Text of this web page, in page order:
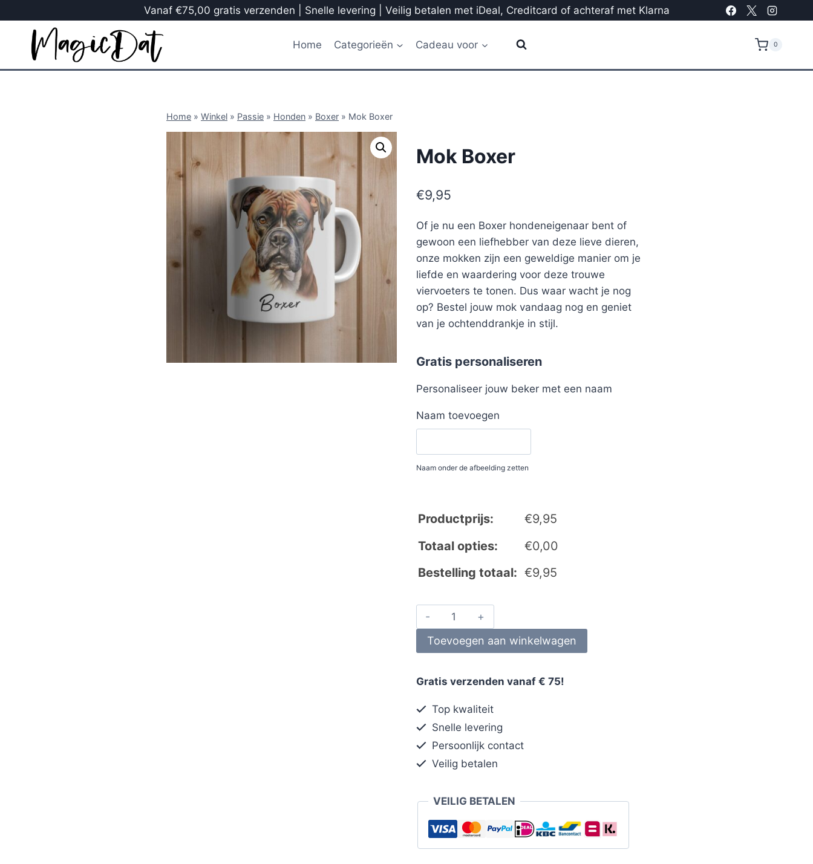
Vanaf €75,00 gratis verzenden | Snelle levering | Veilig betalen met iDeal, Creditcard of achteraf met Klarna
Home Categorieën Cadeau voor 0
Home » Winkel » Passie » Honden » Boxer » Mok Boxer
Mok Boxer
€9,95
Of je nu een Boxer hondeneigenaar bent of
gewoon een liefhebber van deze lieve dieren,
onze mokken zijn een geweldige manier om je
liefde en waardering voor deze trouwe
viervoeters te tonen. Dus waar wacht je nog
op? Bestel jouw mok vandaag nog en geniet
van je ochtenddrankje in stijl.
Gratis personaliseren
Personaliseer jouw beker met een naam
Naam toevoegen
Naam onder de afbeelding zetten
Productprijs: €9,95
Totaal opties:
€0,00
Bestelling totaal: €9,95
Toevoegen aan winkelwagen
Gratis verzenden vanaf € 75!
Top kwaliteit
Snelle levering
Persoonlijk contact
Veilig betalen
VEILIG BETALEN